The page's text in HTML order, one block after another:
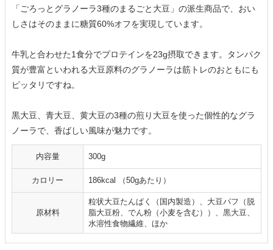
「ごろっとグラノーラ3種のまるごと大豆」の派生商品で、おい
しさはそのままに糖質60%オフを実現しています。
牛乳と合わせた1食分でプロテインを23g摂取できます。タンパク
質が豊富といわれる大豆原料のグラノーラは筋トレのおともにも
ピッタリですね。
黒大豆、青大豆、黄大豆の3種の煎り大豆を使った個性的なグラ
ノーラで、香ばしい風味が魅力です。
内容量 300g
カロリー 186kcal （50gあたり）
原材料
粒状大豆たんぱく（国内製造）、大豆パフ（脱
脂大豆粉、でん粉（小麦を含む））、黒大豆、
水溶性食物繊維、ほか